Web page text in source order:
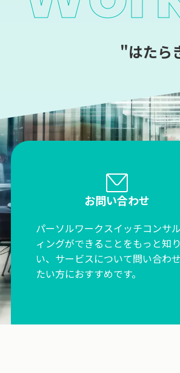
"はたら
お問い合わせ
パーソルワークスイッチコンサ
ィングができることをもっと知
い、サービスについて問い合わ
たい方におすすめです。